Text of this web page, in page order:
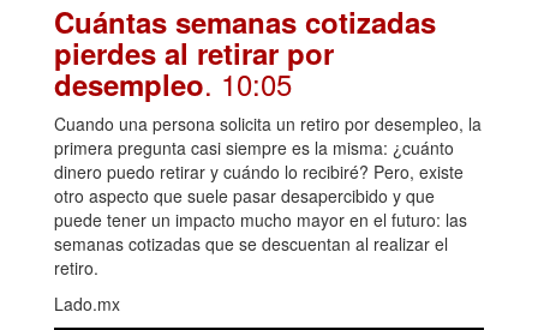
Cuántas semanas cotizadas
pierdes al retirar por
desempleo. 10:05
Cuando una persona solicita un retiro por desempleo, la
primera pregunta casi siempre es la misma: ¿cuánto
dinero puedo retirar y cuándo lo recibiré? Pero, existe
otro aspecto que suele pasar desapercibido y que
puede tener un impacto mucho mayor en el futuro: las
semanas cotizadas que se descuentan al realizar el
retiro.
Lado.mx